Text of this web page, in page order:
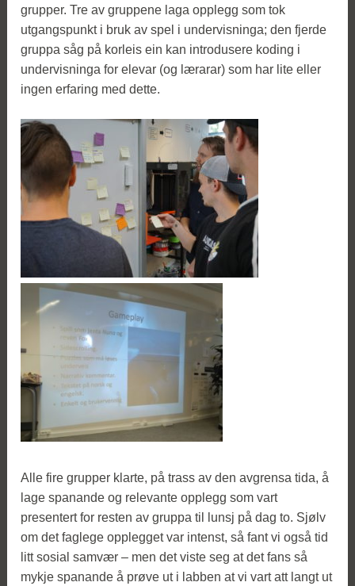
grupper. Tre av gruppene laga opplegg som tok
utgangspunkt i bruk av spel i undervisninga; den fjerde
gruppa såg på korleis ein kan introdusere koding i
undervisninga for elevar (og lærarar) som har lite eller
ingen erfaring med dette.
Alle fire grupper klarte, på trass av den avgrensa tida, å
lage spanande og relevante opplegg som vart
presentert for resten av gruppa til lunsj på dag to. Sjølv
om det faglege opplegget var intenst, så fant vi også tid
litt sosial samvær – men det viste seg at det fans så
mykje spanande å prøve ut i labben at vi vart att langt ut